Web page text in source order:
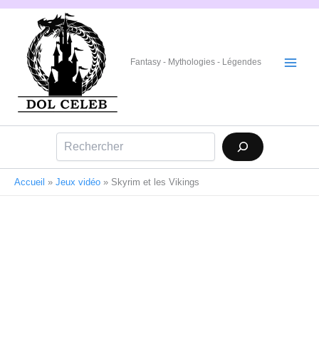
Aller
Fantasy - Mythologies - Légendes
Accueil » Jeux vidéo » Skyrim et les Vikings